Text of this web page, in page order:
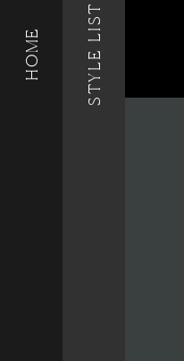
HOME STYLE LIST